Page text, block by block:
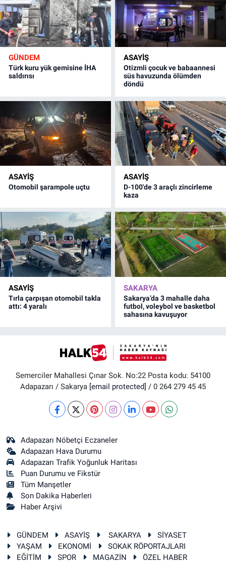
GÜNDEM
Türk kuru yük gemisine İHA
saldırısı
ASAYİŞ
Otizmli çocuk ve babaannesi
süs havuzunda ölümden
döndü
ASAYİŞ
Otomobil şarampole uçtu
ASAYİŞ
D-100'de 3 araçlı zincirleme
kaza
ASAYİŞ
Tırla çarpışan otomobil takla
attı: 4 yaralı
SAKARYA
Sakarya’da 3 mahalle daha
futbol, voleybol ve basketbol
sahasına kavuşuyor
Semerciler Mahallesi Çınar Sok. No:22 Posta kodu: 54100
Adapazarı / Sakarya [email protected] / 0 264 279 45 45
Adapazarı Nöbetçi Eczaneler
Adapazarı Hava Durumu
Adapazarı Trafik Yoğunluk Haritası
Puan Durumu ve Fikstür
Tüm Manşetler
Son Dakika Haberleri
Haber Arşivi
GÜNDEM ASAYİŞ SAKARYA
SİYASET
YAŞAM
EKONOMİ
SOKAK RÖPORTAJLARI
EĞİTİM
SPOR MAGAZİN ÖZEL HABER